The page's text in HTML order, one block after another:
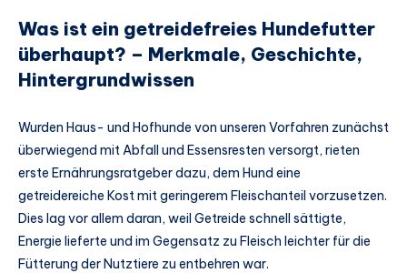
Was ist ein getreidefreies Hundefutter
überhaupt? – Merkmale, Geschichte,
Hintergrundwissen
Wurden Haus- und Hofhunde von unseren Vorfahren zunächst
überwiegend mit Abfall und Essensresten versorgt, rieten
erste Ernährungsratgeber dazu, dem Hund eine
getreidereiche Kost mit geringerem Fleischanteil vorzusetzen.
Dies lag vor allem daran, weil Getreide schnell sättigte,
Energie lieferte und im Gegensatz zu Fleisch leichter für die
Fütterung der Nutztiere zu entbehren war.